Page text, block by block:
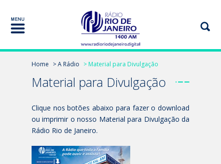
Home > A Rádio > Material para Divulgação
Material para Divulgação
Clique nos botões abaixo para fazer o download
ou imprimir o nosso Material para Divulgação da
Rádio Rio de Janeiro.